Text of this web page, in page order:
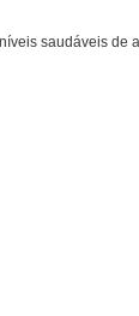
saudáveis ​​de